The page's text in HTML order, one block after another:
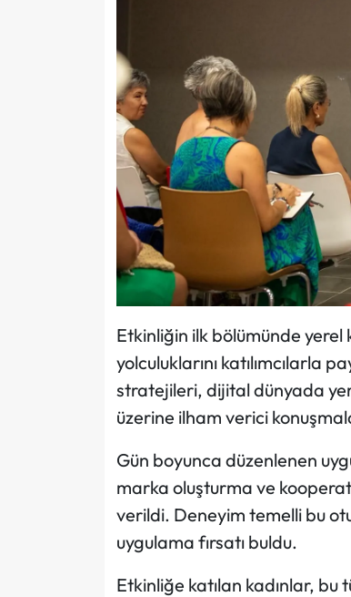
Etkinliğin ilk bölümünde yerel
yolculuklarını katılımcılarla
stratejileri, dijital dünyada
üzerine ilham verici
Gün boyunca düzenlenen
marka oluşturma ve
verildi. Deneyim temelli bu
uygulama fırsatı buldu.
Etkinliğe katılan kadınlar,